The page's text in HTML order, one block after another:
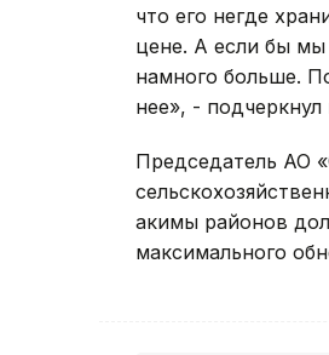
что его негде
цене. А если бы мы
намного больше.
нее», - подчеркнул
Председатель АО
акимы районов
максимального